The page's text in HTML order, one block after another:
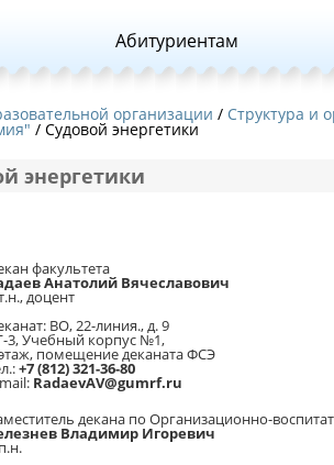
Абитуриентам
организации Структура и
/ Судовой энергетики
энергетики
факультета
Анатолий Вячеславович
доцент
ВО, 22-линия., д. 9
3, Учебный корпус №1,
помещение деканата ФСЭ
+7 (812) 321-36-80
RadaevAV@gumrf.ru
декана по Организационно-
Владимир Игоревич